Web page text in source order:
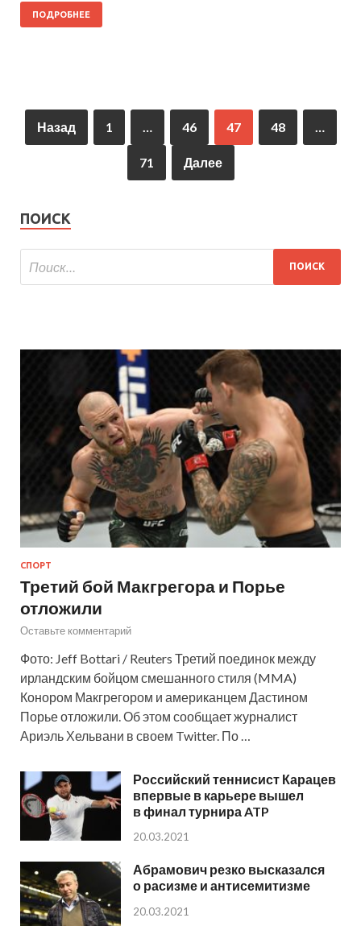
ПОДРОБНЕЕ
Назад 1 46 47 48
71 Далее
ПОИСК
СПОРТ
Третий бой Макгрегора и Порье
отложили
Оставьте комментарий
Фото: Jeff Bottari / Reuters Третий поединок между
ирландским бойцом смешанного стиля (MMA)
Конором Макгрегором и американцем Дастином
Порье отложили. Об этом сообщает журналист
Ариэль Хельвани в своем Twitter. По …
Российский теннисист Карацев
впервые в карьере вышел
в финал турнира ATP
20.03.2021
Абрамович резко высказался
о расизме и антисемитизме
20.03.2021